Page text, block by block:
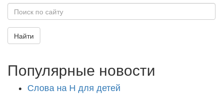
Найти
Популярные новости
Слова на Н для детей